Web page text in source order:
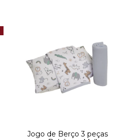
Jogo de Berço 3 peças